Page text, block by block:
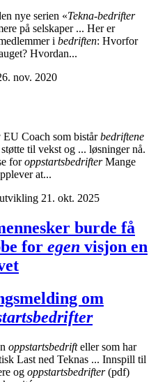
nye serien «Tekna-bedrifter
på selskaper ... Her er
i bedriften: Hvorfor
Hvordan...
nov. 2020
EU Coach som bistårbedriftene
til vekst og ... løsninger nå.
foroppstartsbedrifterMange
at...
21. okt. 2025
burde få
for egen visjon en
om
oppstartsbedrifteller som har
Last ned Teknas ... Innspill til
og oppstartsbedrifter(pdf)